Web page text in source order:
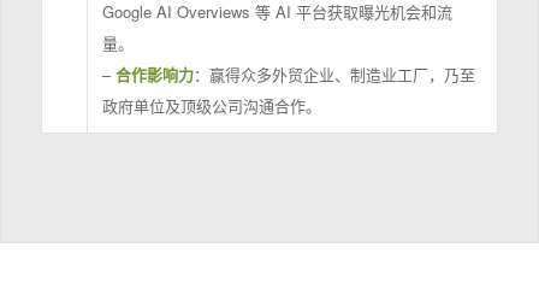
Google AI Overviews 等 AI 平台获取曝光机会和流
量。
–合作影响力：赢得众多外贸企业、制造业工厂，乃至
政府单位及顶级公司沟通合作。